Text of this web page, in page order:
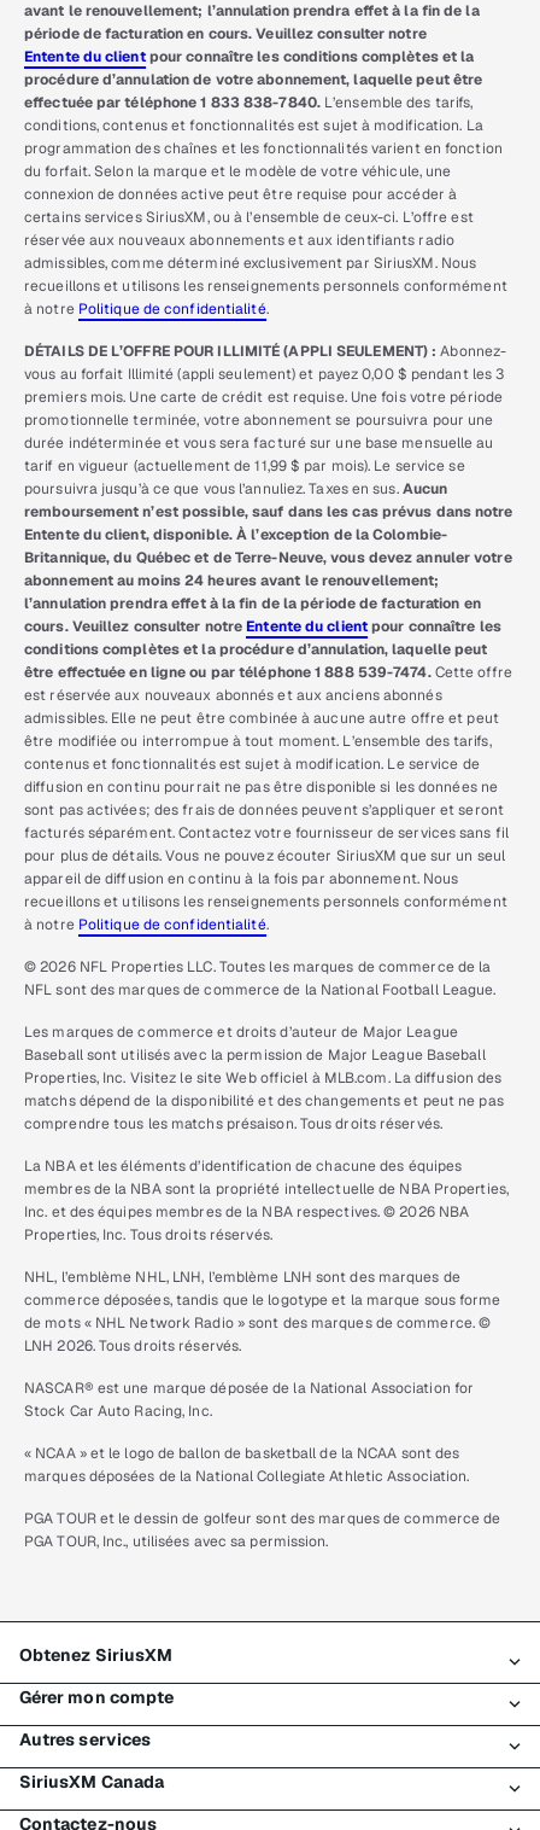
avant le renouvellement; l’annulation prendra effet à la fin de la
période de facturation en cours. Veuillez consulter notre
Entente du clientpour connaître les conditions complètes et la
procédure d’annulation de votre abonnement, laquelle peut être
effectuée par téléphone 1 833 838-7840.L’ensemble des tarifs,
conditions, contenus et fonctionnalités est sujet à modification. La
programmation des chaînes et les fonctionnalités varient en fonction
du forfait. Selon la marque et le modèle de votre véhicule, une
connexion de données active peut être requise pour accéder à
certains services SiriusXM, ou à l’ensemble de ceux-ci. L’offre est
réservée aux nouveaux abonnements et aux identifiants radio
admissibles, comme déterminé exclusivement par SiriusXM. Nous
recueillons et utilisons les renseignements personnels conformément
à notre Politique de confidentialité.
DÉTAILS DE L’OFFRE POUR ILLIMITÉ (APPLI SEULEMENT) : Abonnez-
vous au forfait Illimité (appli seulement) et payez 0,00 $ pendant les 3
premiers mois. Une carte de crédit est requise. Une fois votre période
promotionnelle terminée, votre abonnement se poursuivra pour une
durée indéterminée et vous sera facturé sur une base mensuelle au
tarif en vigueur (actuellement de 11,99 $ par mois). Le service se
poursuivra jusqu’à ce que vous l’annuliez. Taxes en sus.Aucun
remboursement n’est possible, sauf dans les cas prévus dans notre
Entente du client, disponible. À l’exception de la Colombie-
Britannique, du Québec et de Terre-Neuve, vous devez annuler votre
abonnement au moins 24 heures avant le renouvellement;
l’annulation prendra effet à la fin de la période de facturation en
cours. Veuillez consulter notreEntente du clientpour connaître les
conditions complètes et la procédure d’annulation, laquelle peut
être effectuée en ligne ou par téléphone 1 888 539-7474.Cette offre
est réservée aux nouveaux abonnés et aux anciens abonnés
admissibles. Elle ne peut être combinée à aucune autre offre et peut
être modifiée ou interrompue à tout moment. L’ensemble des tarifs,
contenus et fonctionnalités est sujet à modification. Le service de
diffusion en continu pourrait ne pas être disponible si les données ne
sont pas activées; des frais de données peuvent s’appliquer et seront
facturés séparément. Contactez votre fournisseur de services sans fil
pour plus de détails. Vous ne pouvez écouter SiriusXM que sur un seul
appareil de diffusion en continu à la fois par abonnement. Nous
recueillons et utilisons les renseignements personnels conformément
à notre Politique de confidentialité.
© 2026 NFL Properties LLC. Toutes les marques de commerce de la
NFL sont des marques de commerce de la National Football League.
Les marques de commerce et droits d’auteur de Major League
Baseball sont utilisés avec la permission de Major League Baseball
Properties, Inc. Visitez le site Web officiel à MLB.com. La diffusion des
matchs dépend de la disponibilité et des changements et peut ne pas
comprendre tous les matchs présaison. Tous droits réservés.
La NBA et les éléments d’identification de chacune des équipes
membres de la NBA sont la propriété intellectuelle de NBA Properties,
Inc. et des équipes membres de la NBA respectives. © 2026 NBA
Properties, Inc. Tous droits réservés.
NHL, l’emblème NHL, LNH, l’emblème LNH sont des marques de
commerce déposées, tandis que le logotype et la marque sous forme
de mots « NHL Network Radio » sont des marques de commerce. ©
LNH 2026. Tous droits réservés.
NASCAR® est une marque déposée de la National Association for
Stock Car Auto Racing, Inc.
« NCAA » et le logo de ballon de basketball de la NCAA sont des
marques déposées de la National Collegiate Athletic Association.
PGA TOUR et le dessin de golfeur sont des marques de commerce de
PGA TOUR, Inc., utilisées avec sa permission.
Obtenez SiriusXM
Tous les forfaits
Mon essai SiriusXM
Mon abonnement
Essai gratuit de SiriusXM
Gérer mon compte
Connexion
Enregistrement
Effectuer un paiement
Autres services
Traffic et Travel
SiriusXM Canada
Contactez-nous